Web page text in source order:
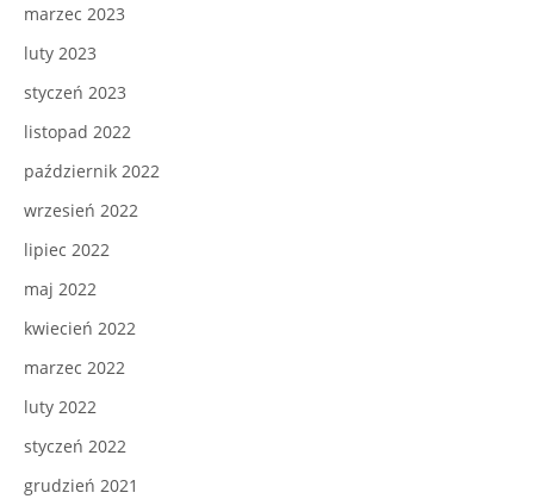
marzec 2023
luty 2023
styczeń 2023
listopad 2022
październik 2022
wrzesień 2022
lipiec 2022
maj 2022
kwiecień 2022
marzec 2022
luty 2022
styczeń 2022
grudzień 2021